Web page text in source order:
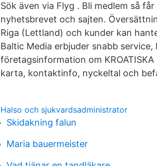
Sök även via Flyg . Bli medlem så
nyhetsbrevet och sajten.
Riga (Lettland) och kunder kan
Baltic Media erbjuder snabb
företagsinformation om
karta, kontaktinfo, nyckeltal och
Halso och sjukvardsadministrator
Skidakning falun
Maria bauermeister